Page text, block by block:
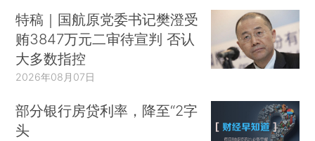
特稿｜国航原党委书记樊澄受
贿3847万元二审待宣判 否认
大多数指控
2026年08月07日
部分银行房贷利率，降至“2字
头